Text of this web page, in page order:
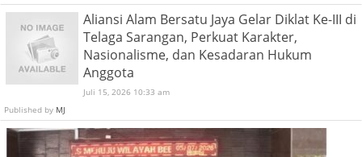
Aliansi Alam Bersatu Jaya Gelar Diklat Ke-III di
Telaga Sarangan, Perkuat Karakter,
Nasionalisme, dan Kesadaran Hukum
Anggota
Juli 15, 2026 10:33 am
Published by MJ